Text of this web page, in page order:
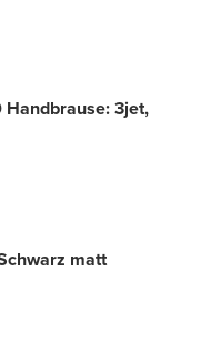
Handbrause: 3jet,
matt